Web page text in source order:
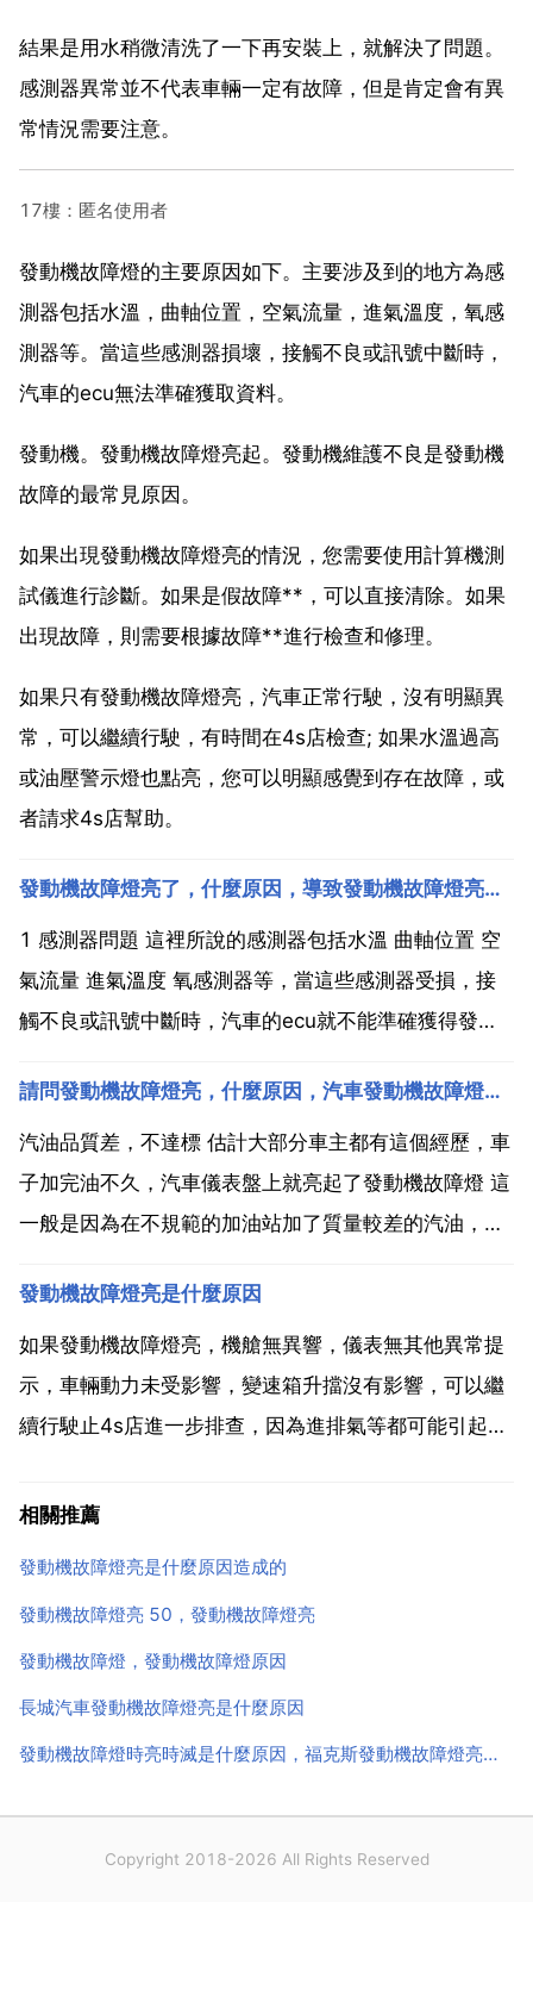
結果是用水稍微清洗了一下再安裝上，就解決了問題。
感測器異常並不代表車輛一定有故障，但是肯定會有異
常情況需要注意。
17樓：匿名使用者
發動機故障燈的主要原因如下。主要涉及到的地方為感
測器包括水溫，曲軸位置，空氣流量，進氣溫度，氧感
測器等。當這些感測器損壞，接觸不良或訊號中斷時，
汽車的ecu無法準確獲取資料。
發動機。發動機故障燈亮起。發動機維護不良是發動機
故障的最常見原因。
如果出現發動機故障燈亮的情況，您需要使用計算機測
試儀進行診斷。如果是假故障**，可以直接清除。如果
出現故障，則需要根據故障**進行檢查和修理。
如果只有發動機故障燈亮，汽車正常行駛，沒有明顯異
常，可以繼續行駛，有時間在4s店檢查; 如果水溫過高
或油壓警示燈也點亮，您可以明顯感覺到存在故障，或
者請求4s店幫助。
發動機故障燈亮了，什麼原因，導致發動機故障燈亮的原因有哪些？
1 感測器問題 這裡所說的感測器包括水溫 曲軸位置 空
氣流量 進氣溫度 氧感測器等，當這些感測器受損，接
觸不良或訊號中斷時，汽車的ecu就不能準確獲得發動
發動機保養不良是引起發動機故障亮起最常見的原因。
我們知道，車輛都是有一定的保養週期的，如果車主...
請問發動機故障燈亮，什麼原因，汽車發動機故障燈長亮是什麼原因？
汽油品質差，不達標 估計大部分車主都有這個經歷，車
子加完油不久，汽車儀表盤上就亮起了發動機故障燈 這
一般是因為在不規範的加油站加了質量較差的汽油，導
亮。這不會影響行車安全，但或多或少會對發動機造成
危害。氧感測器故障 如今汽車上安裝有兩個氧感測器，
三元催...
發動機故障燈亮是什麼原因
如果發動機故障燈亮，機艙無異響，儀表無其他異常提
示，車輛動力未受影響，變速箱升擋沒有影響，可以繼
續行駛止4s店進一步排查，因為進排氣等都可能引起發
色發動機故障燈，也叫電噴系統故障燈。只要發動機動
相關推薦
發動機故障燈亮是什麼原因造成的
發動機故障燈亮 50，發動機故障燈亮
發動機故障燈，發動機故障燈原因
長城汽車發動機故障燈亮是什麼原因
發動機故障燈時亮時滅是什麼原因，福克斯發動機故障燈亮是什麼原因？
Copyright 2018-2026 All Rights Reserved